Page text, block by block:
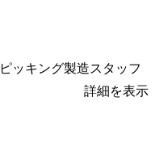
ッキング製造スタッフ
詳細を表示